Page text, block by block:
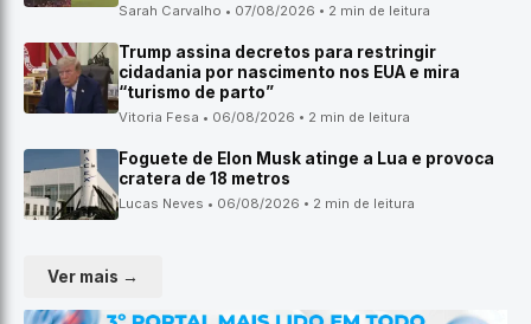
Sarah Carvalho • 07/08/2026 • 2 min de leitura
Trump assina decretos para restringir
cidadania por nascimento nos EUA e mira
“turismo de parto”
Vitoria Fesa • 06/08/2026 • 2 min de leitura
Foguete de Elon Musk atinge a Lua e provoca
cratera de 18 metros
Lucas Neves • 06/08/2026 • 2 min de leitura
Ver mais →